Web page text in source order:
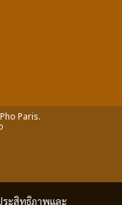
ระสิทธิภาพและ
Paris.